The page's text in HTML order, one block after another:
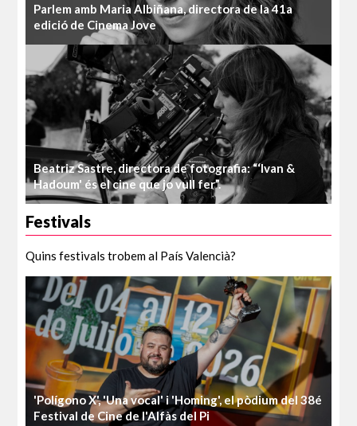
Parlem amb Maria Albiñana, directora de la 41a
edició de Cinema Jove
Beatriz Sastre, directora de fotografia: “‘Ivan &
Hadoum' és el cine que jo vull fer”.
Festivals
Quins festivals trobem al País Valencià?
'Polígono X', 'Una vocal' i 'Homing', el pòdium del 38é
Festival de Cine de l'Alfàs del Pi